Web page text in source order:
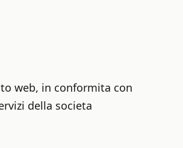
web, in conformita con
della societa